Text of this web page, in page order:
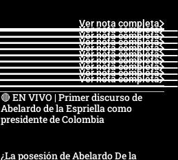
Ver nota completa
Ver nota completa
Ver nota completa
Ver nota completa
Ver nota completa
Ver nota completa
Ver nota completa
Ver nota completa
Ver nota completa
Ver nota completa
🔴 EN VIVO | Primer discurso de
Abelardo de la Espriella como
presidente de Colombia
¿La posesión de Abelardo De la